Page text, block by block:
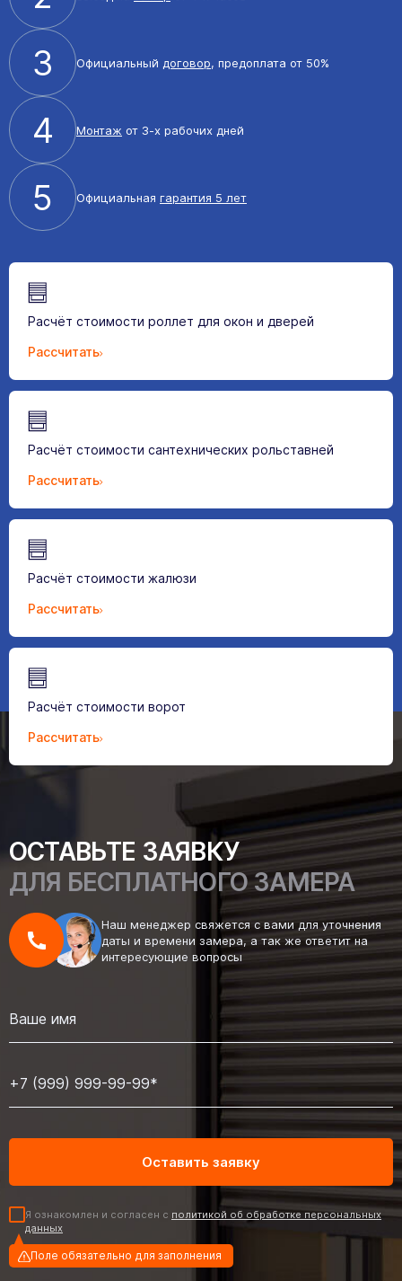
3 Официальный договор, предоплата от 50%
4 Монтаж от 3-х рабочих дней
5 Официальная гарантия 5 лет
Расчёт стоимости роллет для окон и дверей
Рассчитать
Расчёт стоимости сантехнических рольставней
Рассчитать
Расчёт стоимости жалюзи
Рассчитать
Расчёт стоимости ворот
Рассчитать
ОСТАВЬТЕ ЗАЯВКУ
ДЛЯ БЕСПЛАТНОГО ЗАМЕРА
Наш менеджер свяжется с вами для уточнения
даты и времени замера, а так же ответит на
интересующие вопросы
Я ознакомлен и согласен с политикой об обработке персональных
данных
Поле обязательно для заполнения